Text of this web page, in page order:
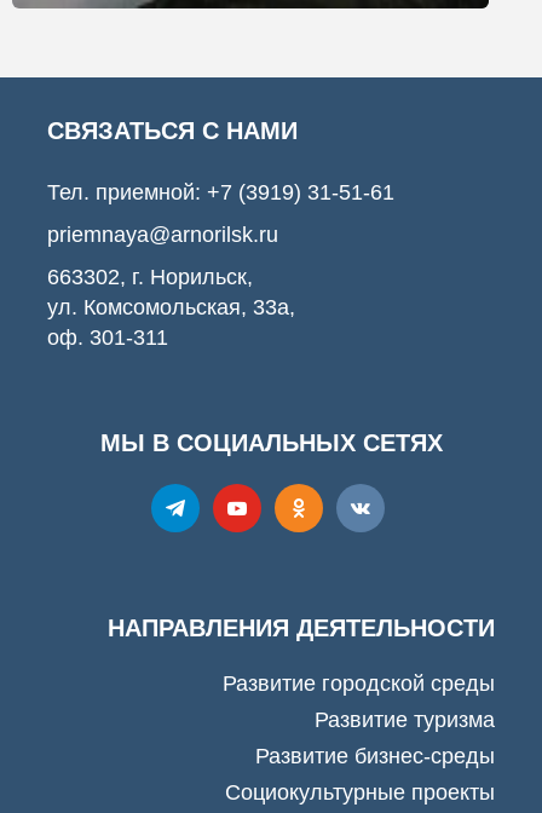
СВЯЗАТЬСЯ С НАМИ
Тел. приемной: +7 (3919) 31-51-61
priemnaya@arnorilsk.ru
663302, г. Норильск,
ул. Комсомольская, 33а,
оф. 301-311
МЫ В СОЦИАЛЬНЫХ СЕТЯХ
НАПРАВЛЕНИЯ ДЕЯТЕЛЬНОСТИ
Развитие городской среды
Развитие туризма
Развитие бизнес-среды
Социокультурные проекты